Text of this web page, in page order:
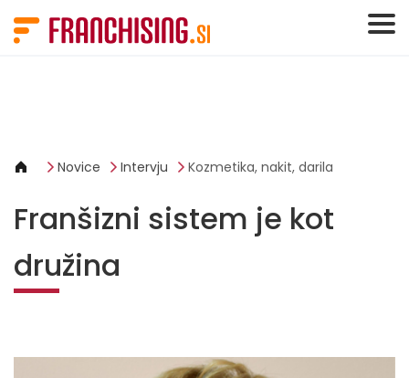
Novice Intervju Kozmetika, nakit, darila
Franšizni sistem je kot
družina